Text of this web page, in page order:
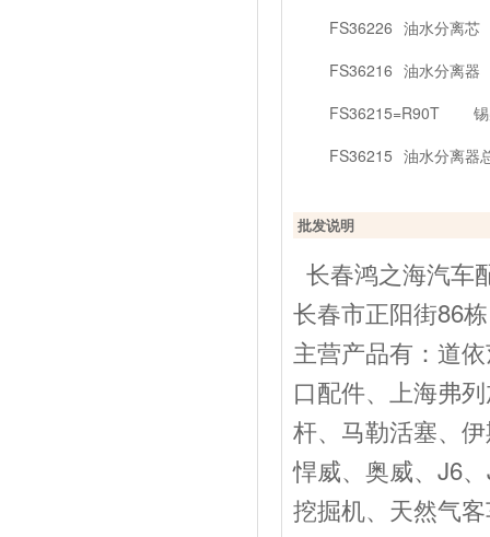
FS36226 油水分离芯
FS36216 油水分离器
FS36215=R90T
FS36215 油水分离器
批发说明
长春鸿之海汽车
长春市正阳街86
主营产品有：道
口配件、上海弗
杆、马勒活塞、
悍威、奥威、J6
挖掘机、天然气